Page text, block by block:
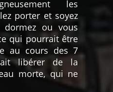
les
porter et soyez
dormez ou vous
qui pourrait être
au cours des 7
libérer de la
morte, qui ne